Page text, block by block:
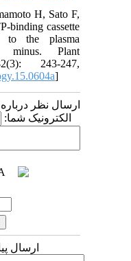
H, Sato F,
binding cassette
to the plasma
minus. Plant
243-247,
ارسال نظر درباره
الکترونیک شما:
ارسال